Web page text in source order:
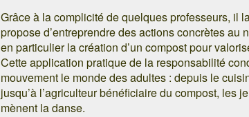
Grâce à la complicité de quelques professeurs, il
propose d’entreprendre des actions concrètes au
en particulier la création d’un compost pour
Cette application pratique de la responsabilité
mouvement le monde des adultes : depuis le
jusqu’à l’agriculteur bénéficiaire du compost, les
mènent la danse.